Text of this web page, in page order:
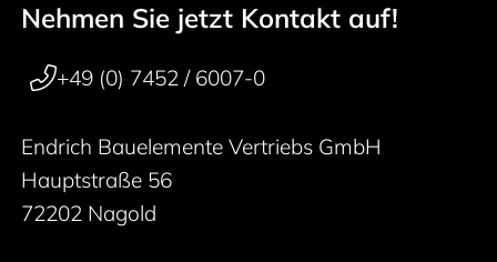
50 years
Footer navigation
Nehmen Sie jetzt Kontakt auf!
+49 (0) 7452 / 6007-0
Endrich Bauelemente Vertriebs GmbH
Hauptstraße 56
72202 Nagold